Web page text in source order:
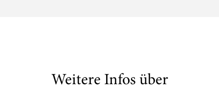
Weitere Infos über